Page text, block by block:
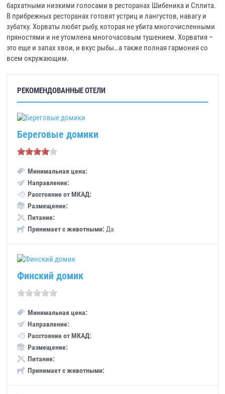
бархатными низкими голосами в ресторанах Шибеника и Сплита.
В прибрежных ресторанах готовят устриц и лангустов, навагу и
зубатку. Хорваты любят рыбу, которая не убита многочисленными
пряностями и не утомлена многочасовым тушением. Хорватия –
это еще и запах хвои, и вкус рыбы…а также полная гармония со
всем окружающим.
РЕКОМЕНДОВАННЫЕ ОТЕЛИ
Береговые домики
Минимальная цена:
Направление:
Расстояние от МКАД:
Размещение:
Питание:
Принимает с животными: Да
Финский домик
Минимальная цена:
Направление:
Расстояние от МКАД:
Размещение:
Питание:
Принимает с животными: